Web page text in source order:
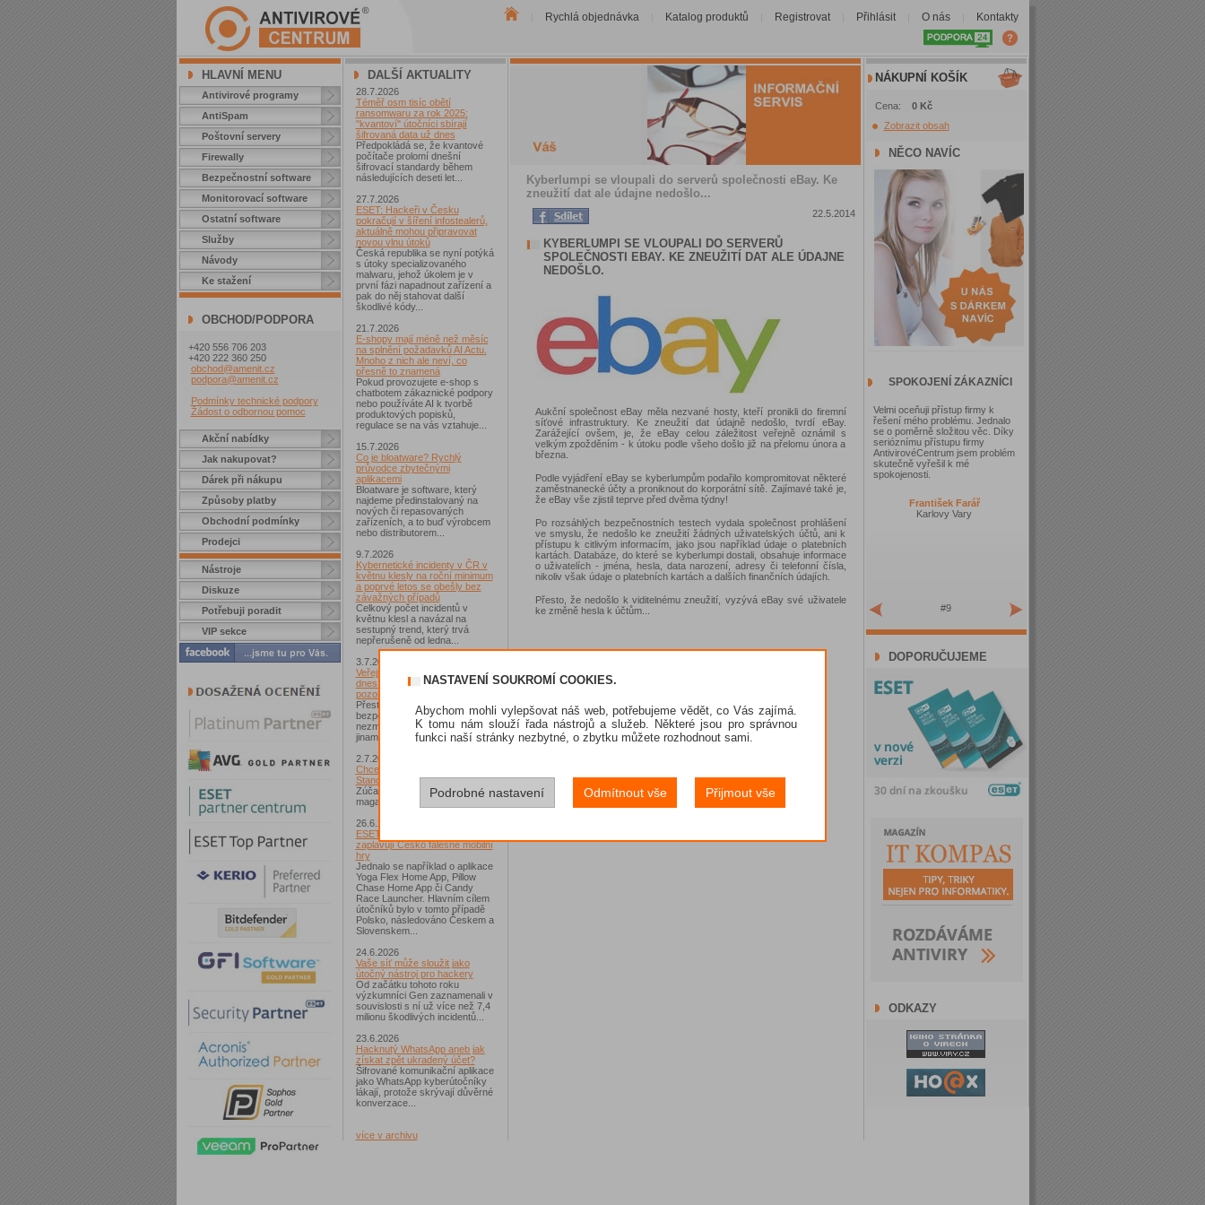
Rychlá objednávka Katalog produktů Registrovat Přihlásit O nás Kontakty
HLAVNÍ MENU
Antivirové programy
AntiSpam
Poštovní servery
Firewally
Bezpečnostní software
Monitorovací software
Ostatní software
Služby
Návody
Ke stažení
OBCHOD/PODPORA
+420 556 706 203
+420 222 360 250
obchod@amenit.cz
podpora@amenit.cz
Podmínky technické podpory
Žádost o odbornou pomoc
Akční nabídky
Jak nakupovat?
Dárek při nákupu
Způsoby platby
Obchodní podmínky
Prodejci
Nástroje
Diskuze
Potřebuji poradit
VIP sekce
DALŠÍ AKTUALITY
28.7.2026
Téměř osm tisíc obětí
ransomwaru za rok 2025:
"kvantoví" útočníci sbírají
šifrovaná data už dnes
Předpokládá se, že kvantové
počítače prolomí dnešní
šifrovací standardy během
následujících deseti let...
27.7.2026
ESET: Hackeři v Česku
pokračují v šíření infostealerů,
aktuálně mohou připravovat
novou vlnu útoků
Česká republika se nyní potýká
s útoky specializovaného
malwaru, jehož úkolem je v
první fázi napadnout zařízení a
pak do něj stahovat další
škodlivé kódy...
21.7.2026
E-shopy mají méně než měsíc
na splnění požadavků AI Actu.
Mnoho z nich ale neví, co
přesně to znamená
Pokud provozujete e-shop s
chatbotem zákaznické podpory
nebo používáte AI k tvorbě
produktových popisků,
regulace se na vás vztahuje...
15.7.2026
Co je bloatware? Rychlý
průvodce zbytečnými
aplikacemi
Bloatware je software, který
najdeme předinstalovaný na
nových či repasovaných
zařízeních, a to buď výrobcem
nebo distributorem...
9.7.2026
Kybernetické incidenty v ČR v
květnu klesly na roční minimum
a poprvé letos se obešly bez
závažných případů
Celkový počet incidentů v
květnu klesl a navázal na
sestupný trend, který trvá
nepřerušeně od ledna...
3.7.2026
Veřejná Wi-Fi na dovolené už
dnes není zásadním rizikem,
pozor si dávejte na něco jiného
Přestože jsou veřejné Wi-Fi sítě
bezpečnější než dříve, riziko
nezmizelo. Jen se přesunulo
jinam...
2.7.2026
Chcete získat Norton 360
Standard?
Zúčastněte se soutěže s
magazínem IT Kompas...
26.6.2026
ESET: S příchodem léta
zaplavují Česko falešné mobilní
hry
Jednalo se například o aplikace
Yoga Flex Home App, Pillow
Chase Home App či Candy
Race Launcher. Hlavním cílem
útočníků bylo v tomto případě
Polsko, následováno Českem a
Slovenskem...
24.6.2026
Vaše síť může sloužit jako
útočný nástroj pro hackery
Od začátku tohoto roku
výzkumníci Gen zaznamenali v
souvislosti s ní už více než 7,4
milionu škodlivých incidentů...
23.6.2026
Hacknutý WhatsApp aneb jak
získat zpět ukradený účet?
Šifrované komunikační aplikace
jako WhatsApp kyberútočníky
lákají, protože skrývají důvěrné
konverzace...
více v archivu
Kyberlumpi se vloupali do serverů společnosti eBay. Ke
zneužití dat ale údajne nedošlo...
22.5.2014
KYBERLUMPI SE VLOUPALI DO SERVERŮ
SPOLEČNOSTI EBAY. KE ZNEUŽITÍ DAT ALE ÚDAJNE
NEDOŠLO.
Aukční společnost eBay měla nezvané hosty, kteří pronikli do firemní
síťové infrastruktury. Ke zneužití dat údajně nedošlo, tvrdí eBay.
Zarážející ovšem, je, že eBay celou záležitost veřejně oznámil s
velkým zpožděním - k útoku podle všeho došlo již na přelomu února a
března.
Podle vyjádření eBay se kyberlumpům podařilo kompromitovat některé
zaměstnanecké účty a proniknout do korporátní sítě. Zajímavé také je,
že eBay vše zjistil teprve před dvěma týdny!
Po rozsáhlých bezpečnostních testech vydala společnost prohlášení
ve smyslu, že nedošlo ke zneužití žádných uživatelských účtů, ani k
přístupu k citlivým informacím, jako jsou například údaje o platebních
kartách. Databáze, do které se kyberlumpi dostali, obsahuje informace
o uživatelích - jména, hesla, data narození, adresy či telefonní čísla,
nikoliv však údaje o platebních kartách a dalších finančních údajích.
Přesto, že nedošlo k viditelnému zneužití, vyzývá eBay své uživatele
ke změně hesla k účtům...
NÁKUPNÍ KOŠÍK
Cena: 0 Kč
Zobrazit obsah
NĚCO NAVÍC
SPOKOJENÍ ZÁKAZNÍCI
Velmi oceňuji přístup firmy k
řešení mého problému. Jednalo
se o poměrně složitou věc. Díky
serióznímu přístupu firmy
AntivirovéCentrum jsem problém
skutečně vyřešil k mé
spokojenosti.
František Farář
Karlovy Vary
#9
DOPORUČUJEME
ODKAZY
NASTAVENÍ SOUKROMÍ COOKIES.
Abychom mohli vylepšovat náš web, potřebujeme vědět, co Vás zajímá.
K tomu nám slouží řada nástrojů a služeb. Některé jsou pro správnou
funkci naší stránky nezbytné, o zbytku můžete rozhodnout sami.
Podrobné nastavení Odmítnout vše Přijmout vše